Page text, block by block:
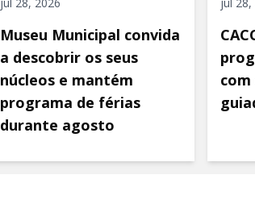
Museu Municipal convida
a descobrir os seus
núcleos e mantém
programa de férias
durante agosto